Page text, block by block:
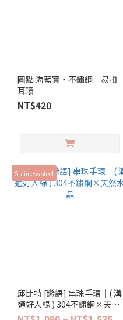
圓點 海藍寶‧不鏽鋼｜易扣
耳環
NT$420
Stainless steel
邱比特 [戀語] 串珠手環│( 溝
通好人緣 ) 304不鏽鋼×天然
水晶